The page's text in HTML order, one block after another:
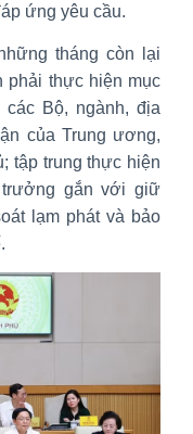
ứng yêu cầu.
tháng còn lại
phải thực hiện mục
Bộ, ngành, địa
của Trung ương,
tập trung thực hiện
gắn với giữ
lạm phát và bảo